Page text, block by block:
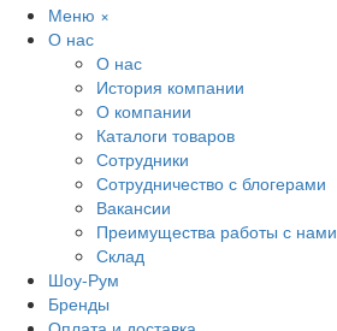
Меню ×
О нас
О нас
История компании
О компании
Каталоги товаров
Сотрудники
Сотрудничество с блогерами
Вакансии
Преимущества работы с нами
Склад
Шоу-Рум
Бренды